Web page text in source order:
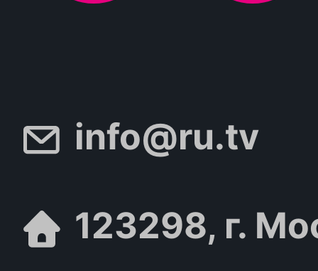
info@ru.tv
123298, г.